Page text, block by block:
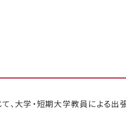
、大学・短期大学教員による